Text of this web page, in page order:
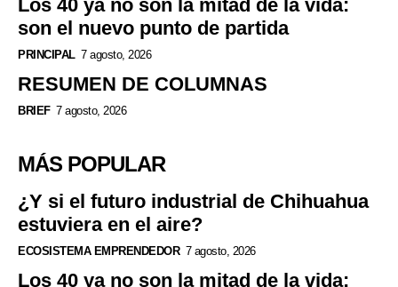
Los 40 ya no son la mitad de la vida:
son el nuevo punto de partida
PRINCIPAL 7 agosto, 2026
RESUMEN DE COLUMNAS
BRIEF 7 agosto, 2026
MÁS POPULAR
¿Y si el futuro industrial de Chihuahua
estuviera en el aire?
ECOSISTEMA EMPRENDEDOR 7 agosto, 2026
Los 40 ya no son la mitad de la vida: